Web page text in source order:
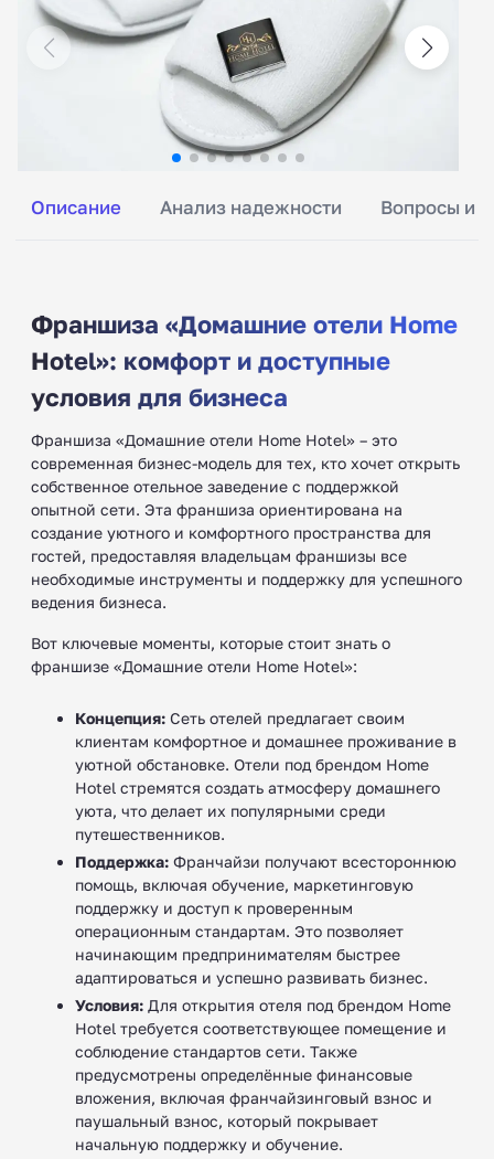
Описание Анализ надежности Вопросы и
Франшиза «Домашние отели Home
Hotel»: комфорт и доступные
условия для бизнеса
Франшиза «Домашние отели Home Hotel» – это
современная бизнес-модель для тех, кто хочет открыть
собственное отельное заведение с поддержкой
опытной сети. Эта франшиза ориентирована на
создание уютного и комфортного пространства для
гостей, предоставляя владельцам франшизы все
необходимые инструменты и поддержку для успешного
ведения бизнеса.
Вот ключевые моменты, которые стоит знать о
франшизе «Домашние отели Home Hotel»:
Концепция: Сеть отелей предлагает своим
клиентам комфортное и домашнее проживание в
уютной обстановке. Отели под брендом Home
Hotel стремятся создать атмосферу домашнего
уюта, что делает их популярными среди
путешественников.
Поддержка: Франчайзи получают всестороннюю
помощь, включая обучение, маркетинговую
поддержку и доступ к проверенным
операционным стандартам. Это позволяет
начинающим предпринимателям быстрее
адаптироваться и успешно развивать бизнес.
Условия: Для открытия отеля под брендом Home
Hotel требуется соответствующее помещение и
соблюдение стандартов сети. Также
предусмотрены определённые финансовые
вложения, включая франчайзинговый взнос и
паушальный взнос, который покрывает
начальную поддержку и обучение.